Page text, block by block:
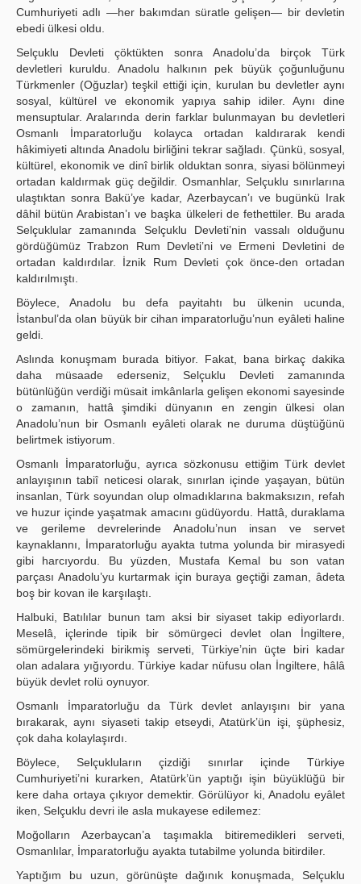
Cumhuriyeti adlı —her bakımdan süratle gelişen— bir devletin
ebedi ülkesi oldu.
Selçuklu Devleti çöktükten sonra Anadolu’da birçok Türk
devletleri kuruldu. Anadolu halkının pek büyük çoğunluğunu
Türkmenler (Oğuzlar) teşkil ettiği için, kurulan bu devletler aynı
sosyal, kültürel ve ekonomik yapıya sahip idiler. Aynı dine
mensuptular. Aralarında derin farklar bulunmayan bu devletleri
Osmanlı İmparatorluğu kolayca ortadan kaldırarak kendi
hâkimiyeti altında Anadolu birliğini tekrar sağladı. Çünkü, sosyal,
kültürel, ekonomik ve dinî birlik olduktan sonra, siyasi bölünmeyi
ortadan kaldırmak güç değildir. Osmanhlar, Selçuklu sınırlarına
ulaştıktan sonra Bakü’ye kadar, Azerbaycan’ı ve bugünkü Irak
dâhil bütün Arabistan’ı ve başka ülkeleri de fethettiler. Bu arada
Selçuklular zamanında Selçuklu Devleti’nin vassalı olduğunu
gördüğümüz Trabzon Rum Devleti’ni ve Ermeni Devletini de
ortadan kaldırdılar. İznik Rum Devleti çok önce-den ortadan
kaldırılmıştı.
Böylece, Anadolu bu defa payitahtı bu ülkenin ucunda,
İstanbul’da olan büyük bir cihan imparatorluğu’nun eyâleti haline
geldi.
Aslında konuşmam burada bitiyor. Fakat, bana birkaç dakika
daha müsaade ederseniz, Selçuklu Devleti zamanında
bütünlüğün verdiği müsait imkânlarla gelişen ekonomi sayesinde
o zamanın, hattâ şimdiki dünyanın en zengin ülkesi olan
Anadolu’nun bir Osmanlı eyâleti olarak ne duruma düştüğünü
belirtmek istiyorum.
Osmanlı İmparatorluğu, ayrıca sözkonusu ettiğim Türk devlet
anlayışının tabiî neticesi olarak, sınırlan içinde yaşayan, bütün
insanlan, Türk soyundan olup olmadıklarına bakmaksızın, refah
ve huzur içinde yaşatmak amacını güdüyordu. Hattâ, duraklama
ve gerileme devrelerinde Anadolu’nun insan ve servet
kaynaklannı, İmparatorluğu ayakta tutma yolunda bir mirasyedi
gibi harcıyordu. Bu yüzden, Mustafa Kemal bu son vatan
parçası Anadolu’yu kurtarmak için buraya geçtiği zaman, âdeta
boş bir kovan ile karşılaştı.
Halbuki, Batılılar bunun tam aksi bir siyaset takip ediyorlardı.
Meselâ, içlerinde tipik bir sömürgeci devlet olan İngiltere,
sömürgelerindeki birikmiş serveti, Türkiye’nin üçte biri kadar
olan adalara yığıyordu. Türkiye kadar nüfusu olan İngiltere, hâlâ
büyük devlet rolü oynuyor.
Osmanlı İmparatorluğu da Türk devlet anlayışını bir yana
bırakarak, aynı siyaseti takip etseydi, Atatürk’ün işi, şüphesiz,
çok daha kolaylaşırdı.
Böylece, Selçukluların çizdiği sınırlar içinde Türkiye
Cumhuriyeti’ni kurarken, Atatürk’ün yaptığı işin büyüklüğü bir
kere daha ortaya çıkıyor demektir. Görülüyor ki, Anadolu eyâlet
iken, Selçuklu devri ile asla mukayese edilemez:
Moğolların Azerbaycan’a taşımakla bitiremedikleri serveti,
Osmanlılar, İmparatorluğu ayakta tutabilme yolunda bitirdiler.
Yaptığım bu uzun, görünüşte dağınık konuşmada, Selçuklu